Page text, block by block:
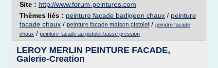
Site : http://www.forum-peintures.com
Thèmes liés : peinture facade badigeon chaux / peinture
facade chaux / peinture facade maison pistolet/ peindre facade
chaux / peinture facade au pistolet basse pression
LEROY MERLIN PEINTURE FACADE,
Galerie-Creation